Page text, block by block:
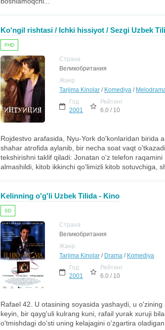
Ko'ngil rishtasi / Ichki hissiyot / Sezgi Uzbek
FHD
Страна
Великобритания
Жанр
Tarjima Kinolar / Komediya /
Год
2001
Рейтинг
6.0 / 10
Rojdestvo arafasida, Nyu-York do'konlaridan birida
shahar atrofida aylanib, bir necha soat vaqt
tekshirishni taklif qiladi: Jonatan o'z telefon
almashildi, kitob ikkinchi qo'limizli kitob sotuvchiga,
Kelinning o'g'li Uzbek Tilida - Kino
SD
Страна
Великобритания
Жанр
Tarjima Kinolar / Drama / Komediya
Год
2001
Рейтинг
6.0 / 10
Rafael 42. U otasining soyasida yashaydi, u
keyin, bir qayg'uli kulrang kuni, rafail yurak xuruji
o'tmishdagi do'sti uning kelajagini o'zgartira oladigan